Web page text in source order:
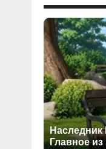
Главное